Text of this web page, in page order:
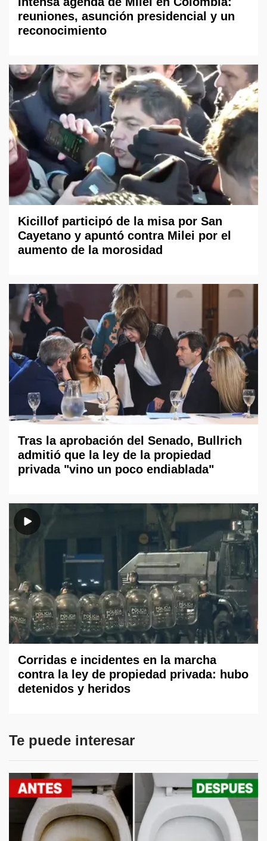
reuniones, asunción presidencial y un
reconocimiento
Kicillof participó de la misa por San
Cayetano y apuntó contra Milei por el
aumento de la morosidad
Tras la aprobación del Senado, Bullrich
admitió que la ley de la propiedad
privada "vino un poco endiablada"
Corridas e incidentes en la marcha
contra la ley de propiedad privada: hubo
detenidos y heridos
Te puede interesar